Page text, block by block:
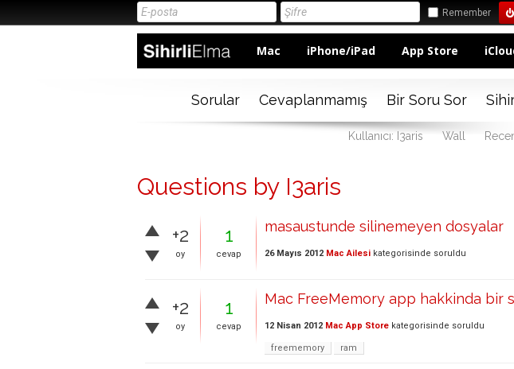
Remember
Mac iPhone/iPad App Store
Sorular Cevaplanmamış Bir Soru Sor
Kullanıcı: I3aris Wall
Questions by I3aris
+2
oy
1
cevap
masaustunde silinemeyen dosyalar
26 Mayıs 2012 Mac Ailesi kategorisinde soruldu
+2
oy
1
cevap
Mac FreeMemory app hakkinda bir
12 Nisan 2012 Mac App Store kategorisinde soruldu
freememory ram